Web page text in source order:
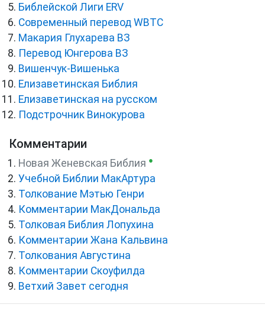
Библейской Лиги ERV
Cовременный перевод WBTC
Макария Глухарева ВЗ
Перевод Юнгерова ВЗ
Вишенчук-Вишенька
Елизаветинская Библия
Елизаветинская на русском
Подстрочник Винокурова
Комментарии
Новая Женевская Библия ●
Учебной Библии МакАртура
Толкование Мэтью Генри
Комментарии МакДональда
Толковая Библия Лопухина
Комментарии Жана Кальвина
Толкования Августина
Комментарии Скоуфилда
Ветхий Завет сегодня